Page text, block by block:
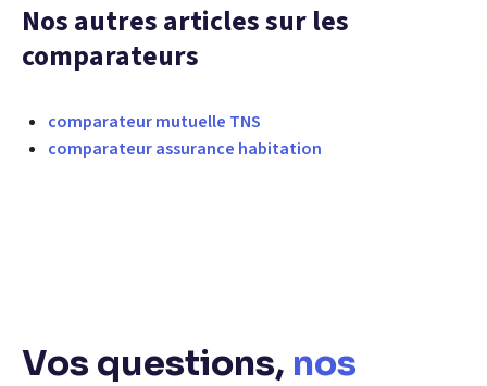
Nos autres articles sur les
comparateurs
comparateur mutuelle TNS
comparateur assurance habitation
Vos questions, nos